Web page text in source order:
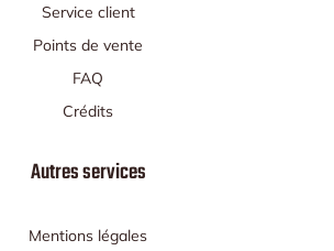
Service client
Points de vente
FAQ
Crédits
Autres services
Mentions légales